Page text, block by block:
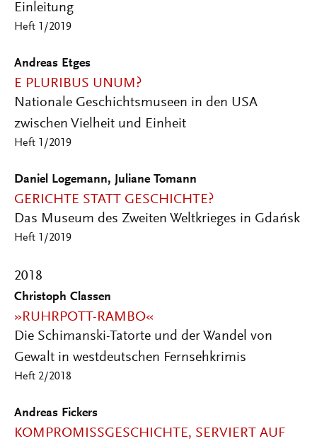
Einleitung
Heft 1/2019
Andreas Etges
E PLURIBUS UNUM?
Nationale Geschichtsmuseen in den USA
zwischen Vielheit und Einheit
Heft 1/2019
Daniel Logemann, Juliane Tomann
GERICHTE STATT GESCHICHTE?
Das Museum des Zweiten Weltkrieges in Gdańsk
Heft 1/2019
2018
Christoph Classen
»RUHRPOTT-RAMBO«
Die Schimanski-Tatorte und der Wandel von
Gewalt in westdeutschen Fernsehkrimis
Heft 2/2018
Andreas Fickers
KOMPROMISSGESCHICHTE, SERVIERT AUF